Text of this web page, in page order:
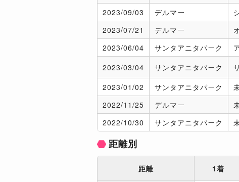
2023/09/03 デルマー
2023/07/21 デルマー
2023/06/04 サンタアニタパーク
2023/03/04 サンタアニタパーク
2023/01/02 サンタアニタパーク
2022/11/25 デルマー
2022/10/30 サンタアニタパーク
距離別
距離 1着